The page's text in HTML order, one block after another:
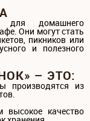
для домашнего
Они могут стать
пикников или
и полезного
– ЭТО:
производятся из
качество